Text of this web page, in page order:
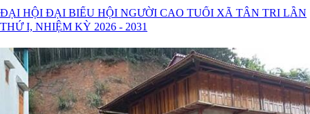
ĐẠI HỘI ĐẠI BIỂU HỘI NGƯỜI CAO TUỔI XÃ TÂN TRI LẦN
THỨ I, NHIỆM KỲ 2026 - 2031